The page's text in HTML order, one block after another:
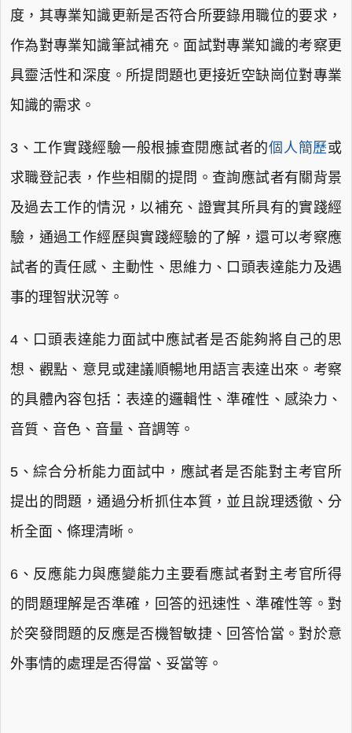
度，其專業知識更新是否符合所要錄用職位的要求，
作為對專業知識筆試補充。面試對專業知識的考察更
具靈活性和深度。所提問題也更接近空缺崗位對專業
知識的需求。
3、工作實踐經驗一般根據查閱應試者的個人簡歷或
求職登記表，作些相關的提問。查詢應試者有關背景
及過去工作的情況，以補充、證實其所具有的實踐經
驗，通過工作經歷與實踐經驗的了解，還可以考察應
試者的責任感、主動性、思維力、口頭表達能力及遇
事的理智狀況等。
4、口頭表達能力面試中應試者是否能夠將自己的思
想、觀點、意見或建議順暢地用語言表達出來。考察
的具體內容包括：表達的邏輯性、準確性、感染力、
音質、音色、音量、音調等。
5、綜合分析能力面試中，應試者是否能對主考官所
提出的問題，通過分析抓住本質，並且說理透徹、分
析全面、條理清晰。
6、反應能力與應變能力主要看應試者對主考官所得
的問題理解是否準確，回答的迅速性、準確性等。對
於突發問題的反應是否機智敏捷、回答恰當。對於意
外事情的處理是否得當、妥當等。